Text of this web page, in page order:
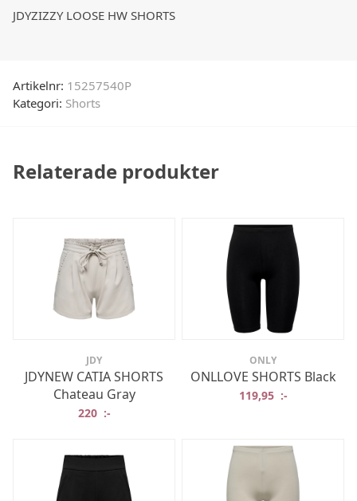
JDYZIZZY LOOSE HW SHORTS
Artikelnr: 15257540P
Kategori: Shorts
Relaterade produkter
JDY
JDYNEW CATIA SHORTS
Chateau Gray
220 :-
ONLY
ONLLOVE SHORTS Black
119,95 :-